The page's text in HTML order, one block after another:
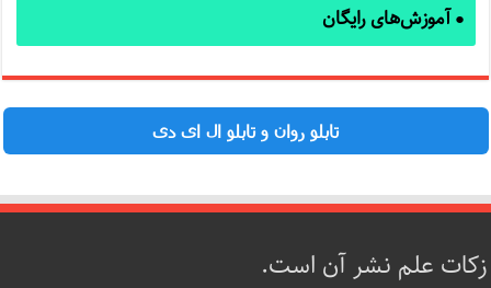
●آموزش‌های رایگان
تابلو روان و تابلو ال ای دی
زکات علم نشر آن است.